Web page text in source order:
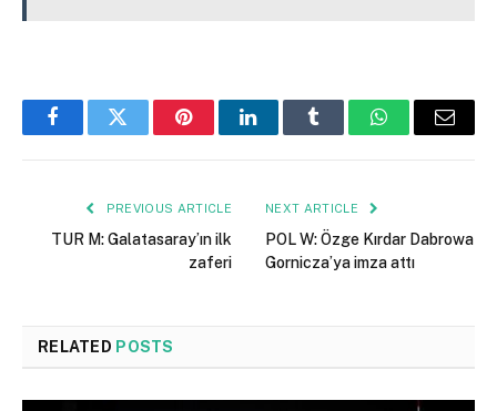
FacebookTwitter PinterestLinkedInTumblr WhatsAppEmail
PREVIOUS ARTICLE
TUR M: Galatasaray’ın ilk
zaferi
NEXT ARTICLE
POL W: Özge Kırdar Dabrowa
Gornicza’ya imza attı
RELATED POSTS